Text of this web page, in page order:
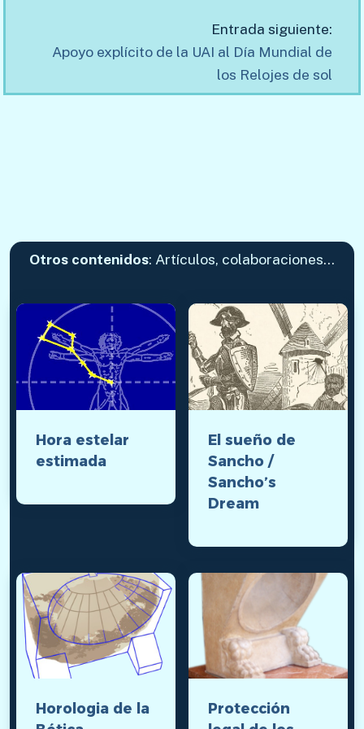
Entrada siguiente:
Apoyo explícito de la UAI al Día Mundial de
los Relojes de sol
Otros contenidos: Artículos, colaboraciones…
Hora estelar
estimada
El sueño de
Sancho /
Sancho’s
Dream
Horologia de la
Protección